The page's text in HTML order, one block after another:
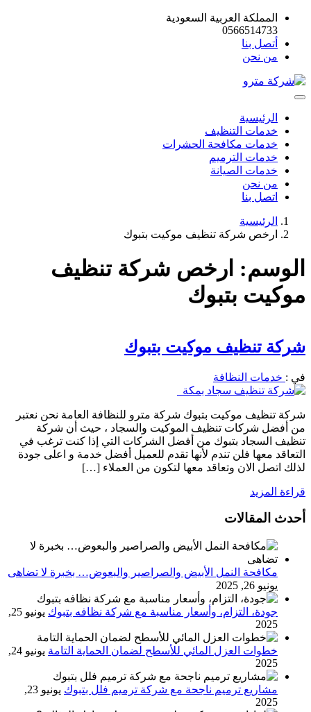
المملكة العربية السعودية
0566514733
أتصل بنا
من نحن
الرئيسية
خدمات التنظيف
خدمات مكافحة الحشرات
خدمات الترميم
خدمات الصيانة
من نحن
اتصل بنا
الرئيسية
ارخص شركة تنظيف موكيت بتبوك
الوسم: ارخص شركة تنظيف
موكيت بتبوك
شركة تنظيف موكيت بتبوك
في : خدمات النظافة
شركة تنظيف موكيت بتبوك شركة مترو للنظافة العامة نحن نعتبر
من أفضل شركات تنظيف الموكيت والسجاد ، حيث أن شركة
تنظيف السجاد بتبوك من أفضل الشركات التي إذا كنت ترغب في
التعاقد معها فلن تندم لأنها تقدم للعميل أفضل خدمة و اعلى جودة
لذلك اتصل الان وتعاقد معها لتكون من العملاء […]
قراءة المزيد
أحدث المقالات
مكافحة النمل الأبيض والصراصير والبعوض… بخبرة لا تضاهى
يونيو 26, 2025
جودة، التزام، وأسعار مناسبة مع شركة نظافه بتبوك
يونيو 25,
2025
خطوات العزل المائي للأسطح لضمان الحماية التامة
يونيو 24,
2025
مشاريع ترميم ناجحة مع شركة ترميم فلل بتبوك
يونيو 23,
2025